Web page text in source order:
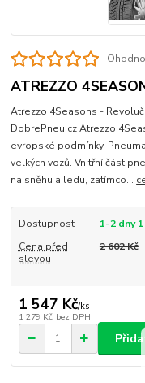
ATREZZO
Atrezzo 4Seasons -
DobrePneu.cz Atrezzo
evropské podmínky.
velkých vozů. Vnitřní část
na sněhu a ledu, zatímco...
Dostupnost
1-2 dny
Cena před
slevou
2 602 Kč
1 547 Kč/ks
1 279 Kč bez DPH